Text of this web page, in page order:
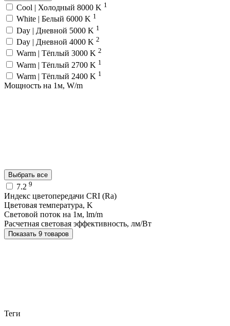
Cool | Холодный 8000 K 1
White | Белый 6000 K 1
Day | Дневной 5000 K 1
Day | Дневной 4000 K 2
Warm | Тёплый 3000 K 2
Warm | Тёплый 2700 K 1
Warm | Тёплый 2400 K 1
Мощность на 1м, W/m
Выбрать все
7.2 9
Индекс цветопередачи CRI (Ra)
Цветовая температура, K
Световой поток на 1м, lm/m
Расчетная световая эффективность, лм/Вт
Показать 9 товаров
Теги